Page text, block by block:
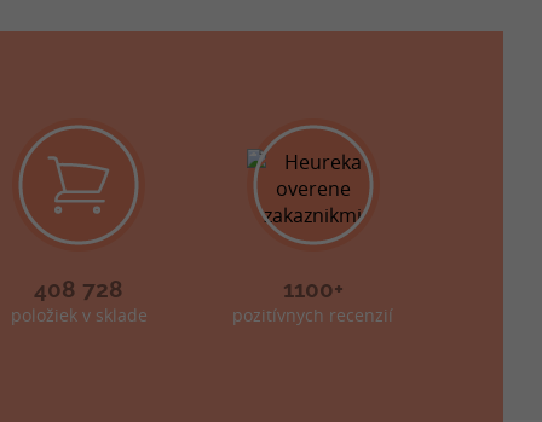
408 728
položiek v sklade
1100+
pozitívnych recenzií